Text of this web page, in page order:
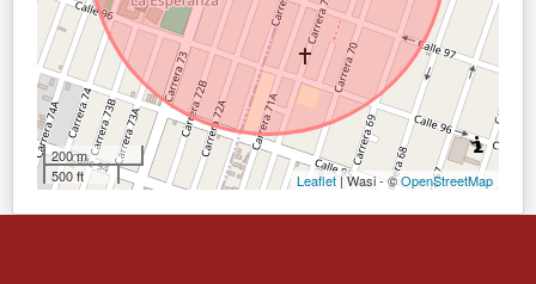
200 m
500 ft
Leaflet | Wasi - ©OpenStreetMap